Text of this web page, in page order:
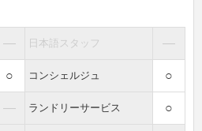
― 日本語スタッフ ―
○ コンシェルジュ ○
― ランドリーサービス ○